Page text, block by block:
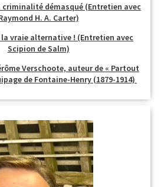
criminalité démasqué (Entretien avec
H. A. Carter)
vraie alternative ! (Entretien avec
Scipion de Salm)
Verschoote, auteur de « Partout
de Fontaine-Henry (1879-1914)